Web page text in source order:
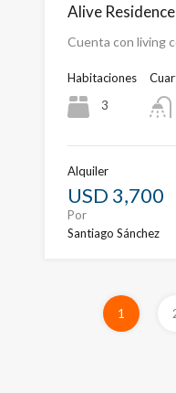
Alive Residence
Cuenta con living
Habitaciones
3
Alquiler
USD 3,700
Por
Santiago Sánchez
1